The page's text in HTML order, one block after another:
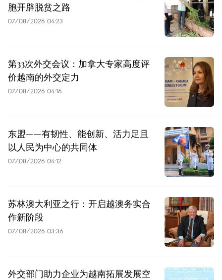
胞开辟脱贫之路
07/08/2026 04:23
第33次外交会议：加拿大专家高度评
价越南的外交定力
07/08/2026 04:16
东盟——有韧性、能创新、活力足且
以人民为中心的共同体
07/08/2026 04:12
苏林澳大利亚之行：开启越澳务实合
作新阶段
07/08/2026 03:36
外交部门助力企业为越南拓展发展空